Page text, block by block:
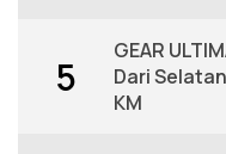
5
GEAR
Dari
KM